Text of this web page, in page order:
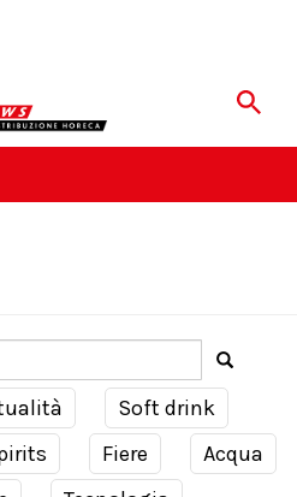
Soft drink
Fiere
Acqua